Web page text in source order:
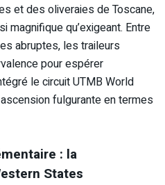
et des oliveraies de Toscane,
magnifique qu’exigeant. Entre
abruptes, les traileurs
pour espérer
le circuit UTMB World
fulgurante en termes
: la
States